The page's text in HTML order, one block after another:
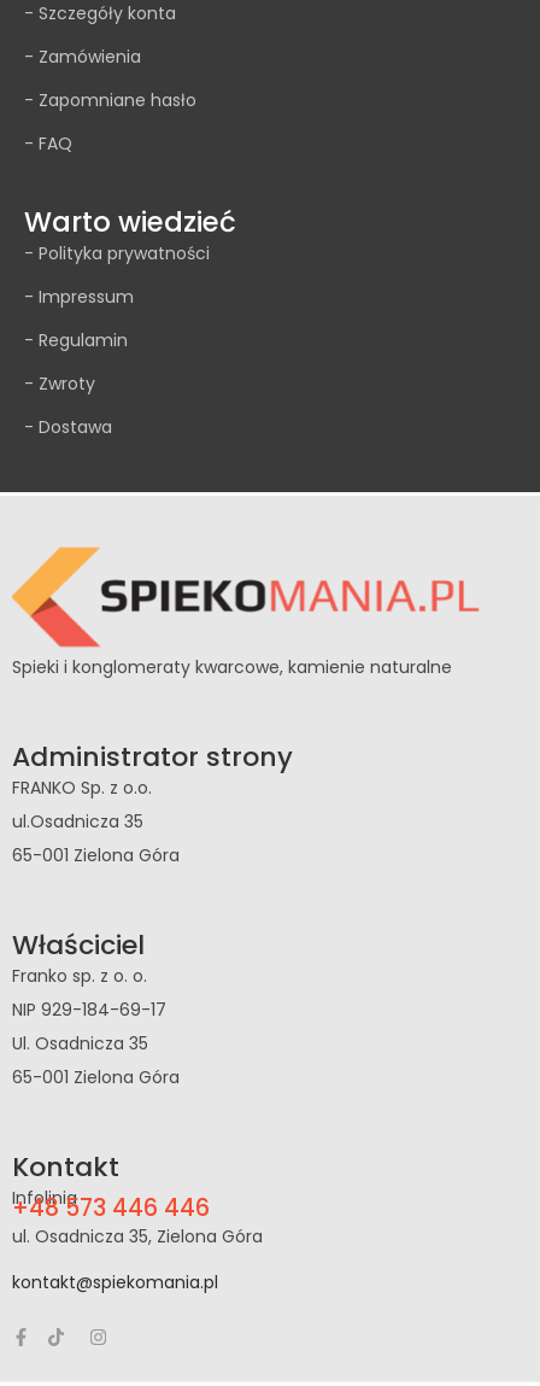
- Szczegóły konta
- Zamówienia
- Zapomniane hasło
- FAQ
Warto wiedzieć
- Polityka prywatności
- Impressum
- Regulamin
- Zwroty
- Dostawa
Spieki i konglomeraty kwarcowe, kamienie naturalne
Administrator strony
FRANKO Sp. z o.o.
ul.Osadnicza 35
65-001 Zielona Góra
Właściciel
Franko sp. z o. o.
NIP 929-184-69-17
Ul. Osadnicza 35
65-001 Zielona Góra
Kontakt
Infolinia
+48 573 446 446
ul. Osadnicza 35, Zielona Góra
kontakt@spiekomania.pl